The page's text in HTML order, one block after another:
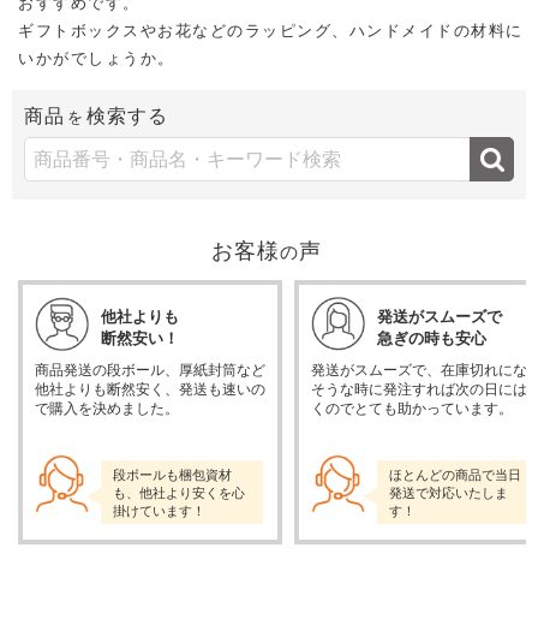
ギフトボックスやお花などのラッピング、ハンドメイドの材料に
いかがでしょうか。
商品 を 検索する
お客様の声
他社よりも
断然安い！
商品発送の段ボール、厚紙封筒など
他社よりも断然安く、発送も速いの
で購入を決めました。
段ボールも梱包資材
も、他社より安くを心
掛けています！
発送がスムーズで
急ぎの時も安心
発送がスムーズで、在庫切れにな
そうな時に発注すれば次の日には
くのでとても助かっています。
ほとんどの商品で当日
発送で対応いたしま
す！